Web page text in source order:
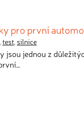
pro první
,test, silnice
jsou jednou z